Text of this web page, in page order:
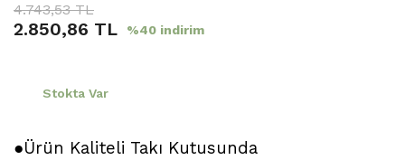
4.743,53 TL
2.850,86 TL %40 indirim
Stokta Var
●Ürün Kaliteli Takı Kutusunda